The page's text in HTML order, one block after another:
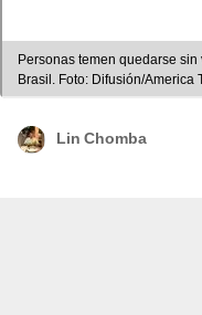
Personas temen quedarse
Brasil. Foto: Difusión/America
Lin Chomba